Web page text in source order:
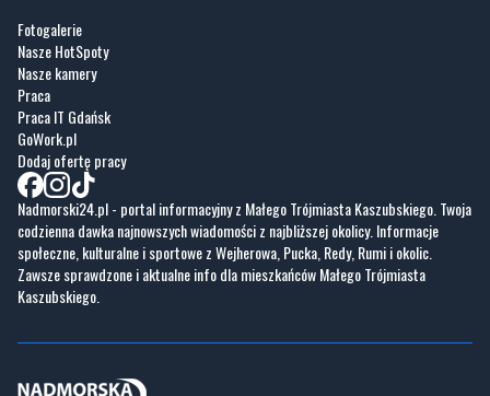
Fotogalerie
Nasze HotSpoty
Nasze kamery
Praca
Praca IT Gdańsk
GoWork.pl
Dodaj ofertę pracy
Nadmorski24.pl - portal informacyjny z Małego Trójmiasta Kaszubskiego. Twoja
codzienna dawka najnowszych wiadomości z najbliższej okolicy. Informacje
społeczne, kulturalne i sportowe z Wejherowa, Pucka, Redy, Rumi i okolic.
Zawsze sprawdzone i aktualne info dla mieszkańców Małego Trójmiasta
Kaszubskiego.